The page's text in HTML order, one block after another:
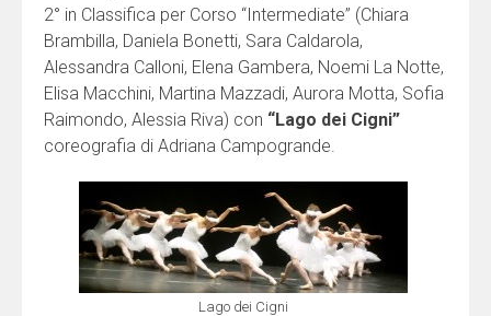
2° in Classifica per Corso “Intermediate” (Chiara
Brambilla, Daniela Bonetti, Sara Caldarola,
Alessandra Calloni, Elena Gambera, Noemi La Notte,
Elisa Macchini, Martina Mazzadi, Aurora Motta, Sofia
Raimondo, Alessia Riva) con “Lago dei Cigni”
coreografia di Adriana Campogrande.
Lago dei Cigni